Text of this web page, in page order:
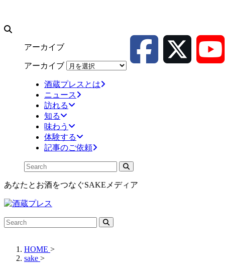
アーカイブ
アーカイブ
酒蔵プレスとは
ニュース
訪れる
知る
味わう
体験する
記事のご依頼
あなたとお酒をつなぐSAKEメディア
HOME >
sake >